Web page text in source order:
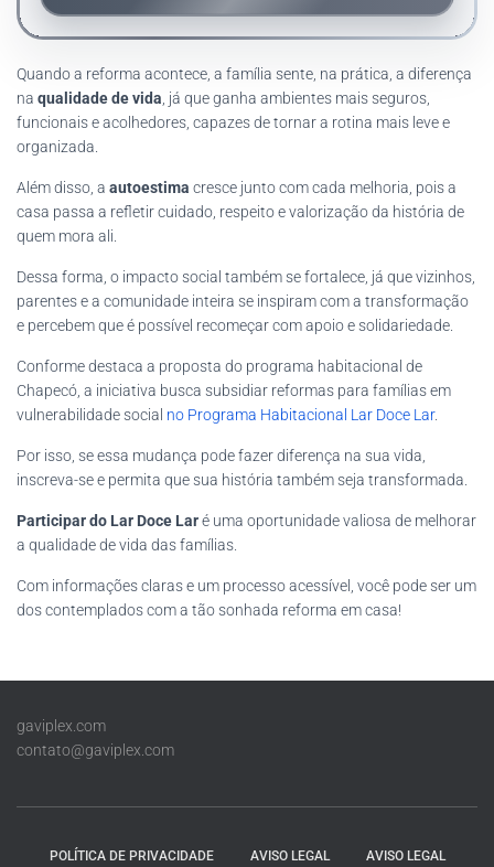
Quando a reforma acontece, a família sente, na prática, a diferença
na qualidade de vida , já que ganha ambientes mais seguros,
funcionais e acolhedores, capazes de tornar a rotina mais leve e
organizada.
Além disso, a autoestima cresce junto com cada melhoria, pois a
casa passa a refletir cuidado, respeito e valorização da história de
quem mora ali.
Dessa forma, o impacto social também se fortalece, já que vizinhos,
parentes e a comunidade inteira se inspiram com a transformação
e percebem que é possível recomeçar com apoio e solidariedade.
Conforme destaca a proposta do programa habitacional de
Chapecó, a iniciativa busca subsidiar reformas para famílias em
vulnerabilidade social no Programa Habitacional Lar Doce Lar.
Por isso, se essa mudança pode fazer diferença na sua vida,
inscreva-se e permita que sua história também seja transformada.
Participar do Lar Doce Laré uma oportunidade valiosa de melhorar
a qualidade de vida das famílias.
Com informações claras e um processo acessível, você pode ser um
dos contemplados com a tão sonhada reforma em casa!
gaviplex.com
contato@gaviplex.com
POLÍTICA DE PRIVACIDADE AVISO LEGAL AVISO LEGAL